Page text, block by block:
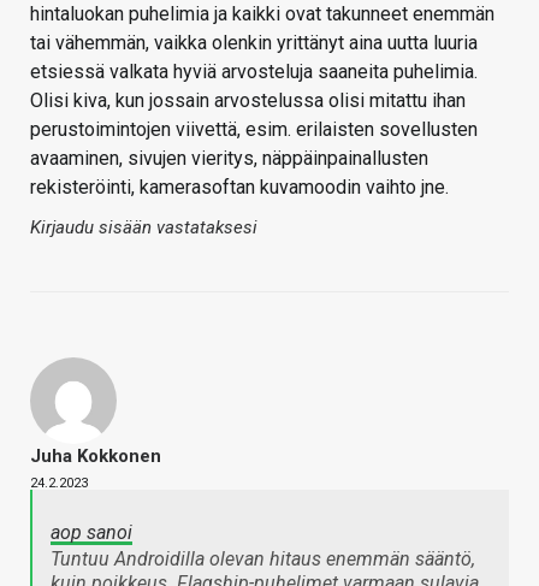
hintaluokan puhelimia ja kaikki ovat takunneet enemmän
tai vähemmän, vaikka olenkin yrittänyt aina uutta luuria
etsiessä valkata hyviä arvosteluja saaneita puhelimia.
Olisi kiva, kun jossain arvostelussa olisi mitattu ihan
perustoimintojen viivettä, esim. erilaisten sovellusten
avaaminen, sivujen vieritys, näppäinpainallusten
rekisteröinti, kamerasoftan kuvamoodin vaihto jne.
Kirjaudu sisään vastataksesi
Juha Kokkonen
24.2.2023
aop sanoi
Tuntuu Androidilla olevan hitaus enemmän sääntö,